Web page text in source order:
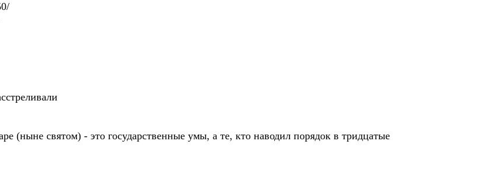
(ныне святом) - это государственные умы, а те, кто наводил порядок в тридцатые